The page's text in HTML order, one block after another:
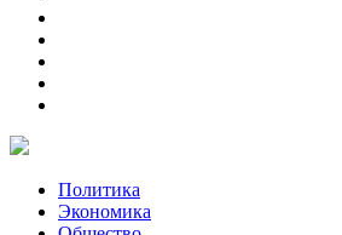
Политика
Экономика